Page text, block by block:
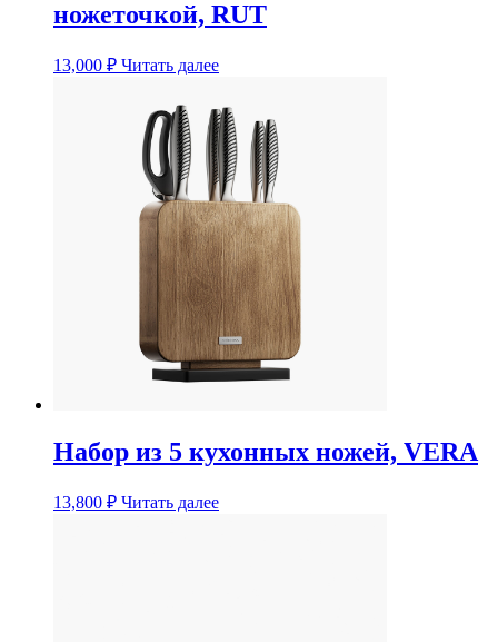
ножеточкой, RUT
13,000 ₽ Читать далее
Набор из 5 кухонных ножей, VERA
13,800 ₽ Читать далее